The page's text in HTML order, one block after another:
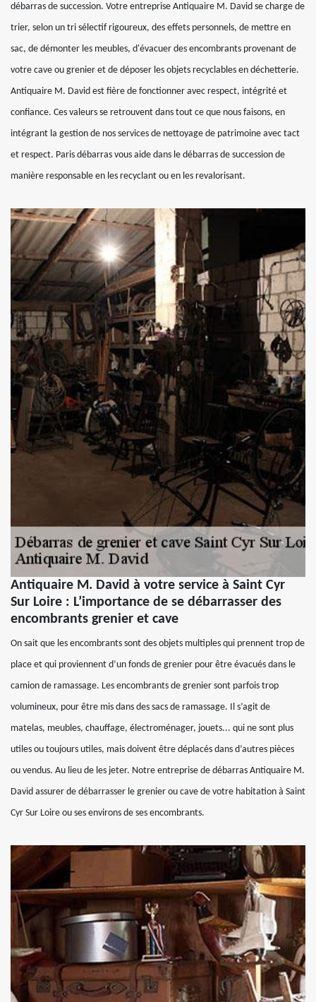
débarras de succession. Votre entreprise Antiquaire M. David se charge de
trier, selon un tri sélectif rigoureux, des effets personnels, de mettre en
sac, de démonter les meubles, d'évacuer des encombrants provenant de
votre cave ou grenier et de déposer les objets recyclables en déchetterie.
Antiquaire M. David est fière de fonctionner avec respect, intégrité et
confiance. Ces valeurs se retrouvent dans tout ce que nous faisons, en
intégrant la gestion de nos services de nettoyage de patrimoine avec tact
et respect. Paris débarras vous aide dans le débarras de succession de
manière responsable en les recyclant ou en les revalorisant.
Antiquaire M. David à votre service à Saint Cyr
Sur Loire : L’importance de se débarrasser des
encombrants grenier et cave
On sait que les encombrants sont des objets multiples qui prennent trop de
place et qui proviennent d’un fonds de grenier pour être évacués dans le
camion de ramassage. Les encombrants de grenier sont parfois trop
volumineux, pour être mis dans des sacs de ramassage. Il s’agit de
matelas, meubles, chauffage, électroménager, jouets... qui ne sont plus
utiles ou toujours utiles, mais doivent être déplacés dans d’autres pièces
ou vendus. Au lieu de les jeter. Notre entreprise de débarras Antiquaire M.
David assurer de débarrasser le grenier ou cave de votre habitation à Saint
Cyr Sur Loire ou ses environs de ses encombrants.